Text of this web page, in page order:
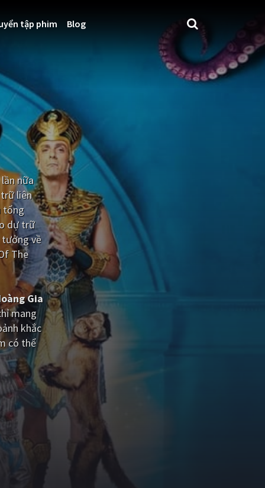
tập phim Blog
nữa
liên
tổng
dự trữ
tưởng về
The
Gia
mang
khắc
có thể